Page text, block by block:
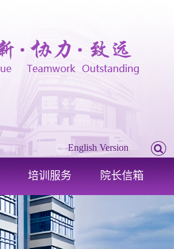
English Version
培训服务 院长信箱